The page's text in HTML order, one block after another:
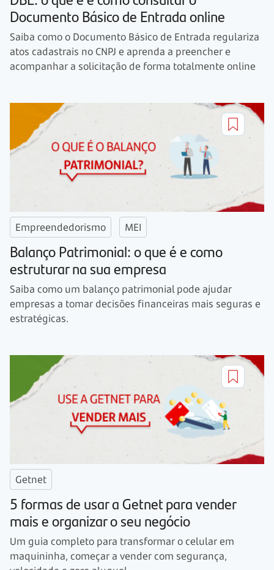
Documento Básico de Entrada online
Saiba como o Documento Básico de Entrada regulariza
atos cadastrais no CNPJ e aprenda a preencher e
acompanhar a solicitação de forma totalmente online
Empreendedorismo MEI
Balanço Patrimonial: o que é e como
estruturar na sua empresa
Saiba como um balanço patrimonial pode ajudar
empresas a tomar decisões financeiras mais seguras e
estratégicas.
Getnet
5 formas de usar a Getnet para vender
mais e organizar o seu negócio
Um guia completo para transformar o celular em
maquininha, começar a vender com segurança,